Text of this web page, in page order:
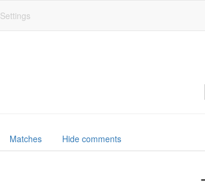
Settings
Matches Hide comments